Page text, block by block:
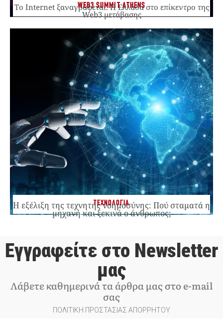
WEB3 SUMMIT ATHENS
Το Internet ξαναγράφεται. Η Ελλάδα στο επίκεντρο της
Web3 μετάβασης
ΤΕΧΝΟΛΟΓΙΑ
Η εξέλιξη της τεχνητής νοημοσύνης: Πού σταματά η
μηχανή και ξεκινά ο άνθρωπος;
Εγγραφείτε στο Newsletter
μας
Λάβετε καθημερινά τα άρθρα μας στο e-mail
σας
ΠΟΛΙΤΙΚΗ ΠΡΟΣΤΑΣΙΑΣ ΑΠΟΡΡΗΤΟΥ